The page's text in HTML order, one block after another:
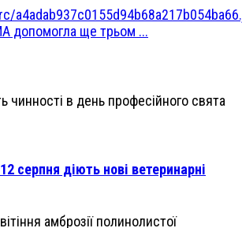
допомогла ще трьом ...
серпня діють нові ветеринарні